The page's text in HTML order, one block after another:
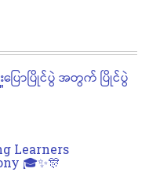
ပြောပြိုင်ပွဲ အတွက် ပြိုင်ပွဲ
Learners
🎓✨🎊